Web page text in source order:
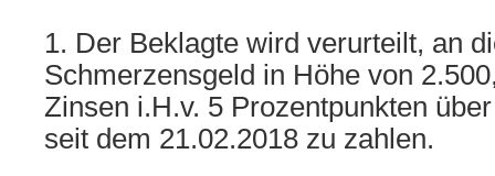
1. Der Beklagte wird verurteilt, an
Schmerzensgeld in Höhe von
Zinsen i.H.v. 5 Prozentpunkten
seit dem 21.02.2018 zu zahlen.